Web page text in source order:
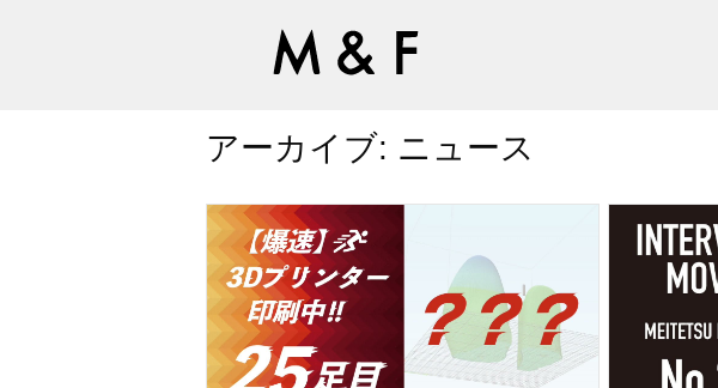
アーカイブ: ニュース